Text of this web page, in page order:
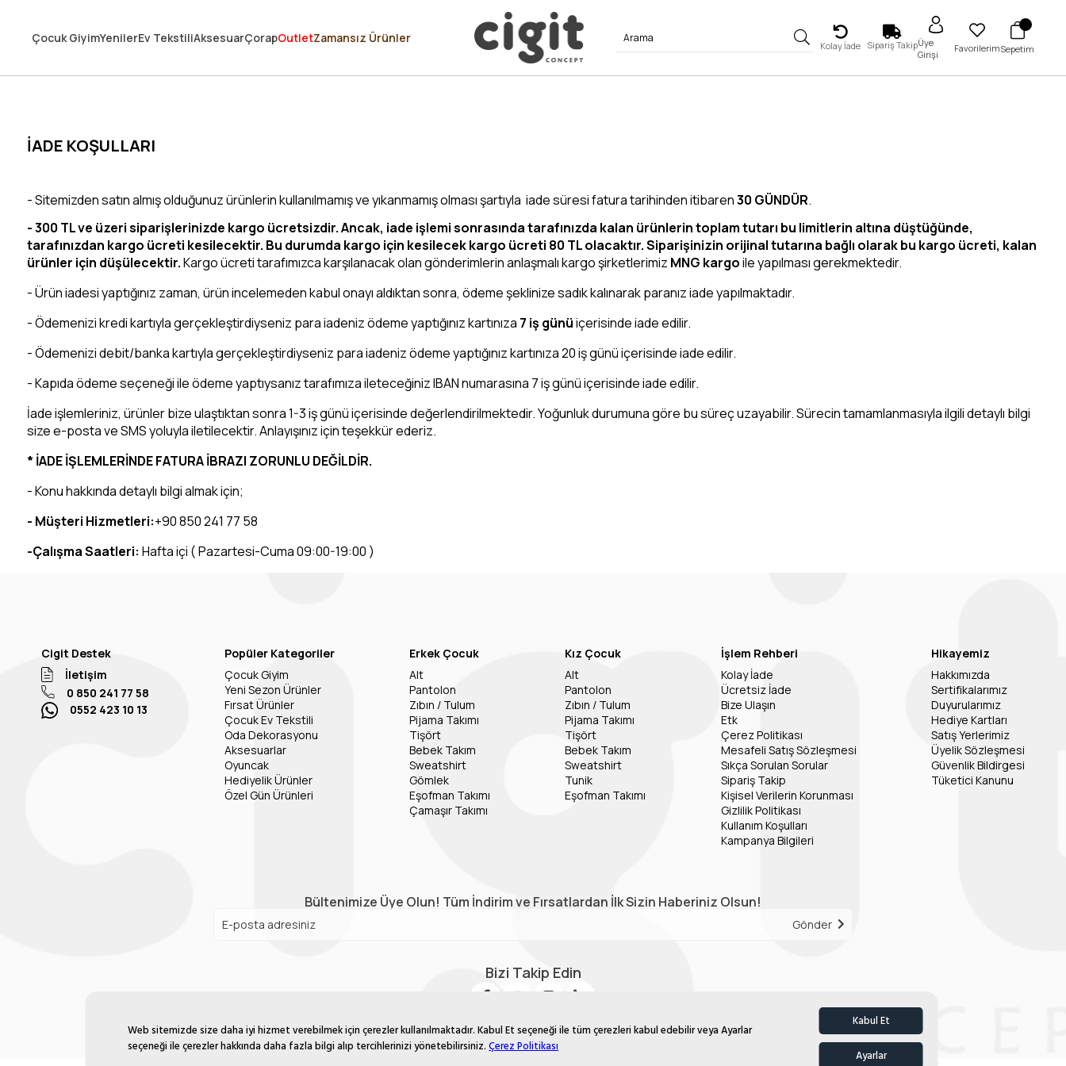
Web sitemizde size daha iyi hizmet verebilmek için çerezler kullanılmaktadır. Kabul Et seçeneği ile tüm çerezleri kabul edebilir veya Ayarlar
seçeneği ile çerezler hakkında daha fazla bilgi alıp tercihlerinizi yönetebilirsiniz.Çerez Politikası
Kabul Et
Ayarlar
3 MİLYONDAN FAZLA MUTLU MÜŞTERİ ❤️ 10 MİLYON ÜRÜN
Çocuk GiyimYenilerEv TekstiliAksesuarÇorapOutletZamansız Ürünler
Kolay İade Sipariş TakipÜye
Girişi
FavorilerimSepetim
İADE KOŞULLARI
- Sitemizden satın almış olduğunuz ürünlerin kullanılmamış ve yıkanmamış olması şartıyla iade süresi fatura tarihinden itibaren30 GÜNDÜR.
-300 TL ve üzeri siparişlerinizde kargo ücretsizdir. Ancak, iade işlemi sonrasında tarafınızda kalan ürünlerin toplam tutarı bu limitlerin altına düştüğünde,
tarafınızdan kargo ücreti kesilecektir. Bu durumda kargo için kesilecek kargo ücreti 80 TL olacaktır. Siparişinizin orijinal tutarına bağlı olarak bu kargo ücreti, kalan
ürünler için düşülecektir.Kargo ücreti tarafımızca karşılanacak olan gönderimlerin anlaşmalı kargo şirketlerimiz MNG kargoile yapılması gerekmektedir.
- Ürün iadesi yaptığınız zaman, ürün incelemeden kabul onayı aldıktan sonra, ödeme şeklinize sadık kalınarak paranız iade yapılmaktadır.
- Ödemenizi kredi kartıyla gerçekleştirdiyseniz para iadeniz ödeme yaptığınız kartınıza 7 iş günüiçerisinde iade edilir.
- Ödemenizi debit/banka kartıyla gerçekleştirdiyseniz para iadeniz ödeme yaptığınız kartınıza 20 iş günü içerisinde iade edilir.
- Kapıda ödeme seçeneği ile ödeme yaptıysanız tarafımıza ileteceğiniz IBAN numarasına 7 iş günü içerisinde iade edilir.
İade işlemleriniz, ürünler bize ulaştıktan sonra 1-3 iş günü içerisinde değerlendirilmektedir. Yoğunluk durumuna göre bu süreç uzayabilir. Sürecin tamamlanmasıyla ilgili detaylı bilgi
size e-posta ve SMS yoluyla iletilecektir. Anlayışınız için teşekkür ederiz.
* İADE İŞLEMLERİNDE FATURA İBRAZI ZORUNLU DEĞİLDİR.
- Konu hakkında detaylı bilgi almak için;
- Müşteri Hizmetleri:+90 850 241 77 58
-Çalışma Saatleri: Hafta içi ( Pazartesi-Cuma 09:00-19:00 )
Cigit Destek
İletişim
0 850 241 77 58
0552 423 10 13
Popüler Kategoriler
Çocuk Giyim
Yeni Sezon Ürünler
Fırsat Ürünler
Çocuk Ev Tekstili
Oda Dekorasyonu
Aksesuarlar
Oyuncak
Hediyelik Ürünler
Özel Gün Ürünleri
Erkek Çocuk
Alt
Pantolon
Zıbın / Tulum
Pijama Takımı
Tişört
Bebek Takım
Sweatshirt
Gömlek
Eşofman Takımı
Çamaşır Takımı
Kız Çocuk
Alt
Pantolon
Zıbın / Tulum
Pijama Takımı
Tişört
Bebek Takım
Sweatshirt
Tunik
Eşofman Takımı
İşlem Rehberi
Kolay İade
Ücretsiz İade
Bize Ulaşın
Etk
Çerez Politikası
Mesafeli Satış Sözleşmesi
Sıkça Sorulan Sorular
Sipariş Takip
Kişisel Verilerin Korunması
Gizlilik Politikası
Kullanım Koşulları
Kampanya Bilgileri
Hikayemiz
Hakkımızda
Sertifikalarımız
Duyurularımız
Hediye Kartları
Satış Yerlerimiz
Üyelik Sözleşmesi
Güvenlik Bildirgesi
Tüketici Kanunu
Bültenimize Üye Olun! Tüm İndirim ve Fırsatlardan İlk Sizin Haberiniz Olsun!
Gönder
Bizi Takip Edin